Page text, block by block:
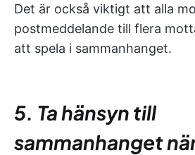
Det är också viktigt att alla
postmeddelande till flera
att spela i sammanhanget.
5. Ta hänsyn till
sammanhanget